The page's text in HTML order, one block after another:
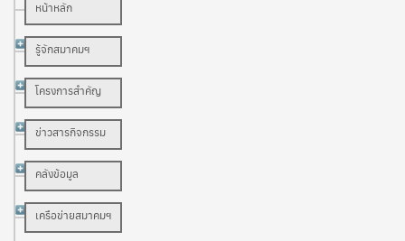
หน้าหลัก
รู้จักสมาคมฯ
โครงการสำคัญ
ข่าวสารกิจกรรม
คลังข้อมูล
เครือข่ายสมาคมฯ